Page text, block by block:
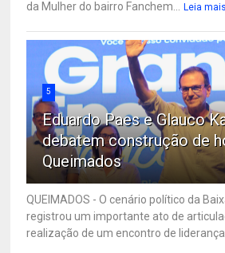
da Mulher do bairro Fanchem... Leia mais
5
Eduardo Paes e Glauco
debatem construção de
Queimados
QUEIMADOS - O cenário político da
registrou um importante ato de
realização de um encontro de